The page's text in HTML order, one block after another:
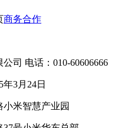
商务合作
司 电话：010-60606666
3月24日
米智慧产业园